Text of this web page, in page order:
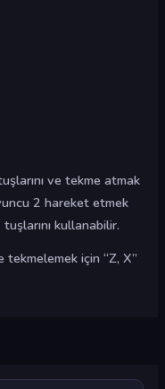
ve tekme atmak
2 hareket etmek
kullanabilir.
için “Z, X”